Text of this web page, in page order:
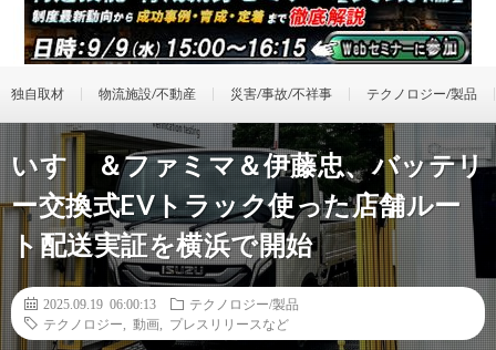
独自取材 物流施設/不動産 災害/事故/不祥事 テクノロジー/製品
いすゞ＆ファミマ＆伊藤忠、バッテリ
ー交換式EVトラック使った店舗ルー
ト配送実証を横浜で開始
2025.09.19 06:00:13
テクノロジー/製品
テクノロジー
動画 プレスリリースなど